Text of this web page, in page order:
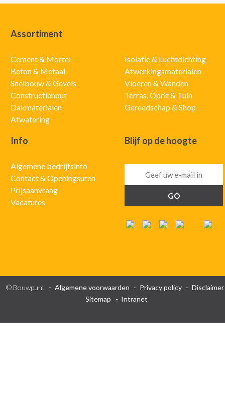
Assortiment
Cement & Mortel
Beton & Metaal
Snelbouw & Gevels
Constructiehout
Dakmaterialen
Afwatering
Isolatie & Luchtdichting
Afwerkingsmaterialen
Vloeren & Wanden
Terras, Oprit & Tuin
Gereedschap & Shop
Info
Algemene bedrijfsinfo
Contact & Openingsuren
Prijsaanvraag
Vacatures
Blijf op de hoogte
© Bouwpunt Algemene voorwaarden Privacy policy
Disclaimer
Sitemap
Intranet